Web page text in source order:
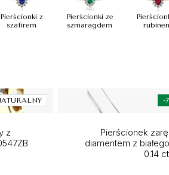
Pierścionki z
szafirem
Pierścionki ze
szmaragdem
z
-
Pierścionek
diamentem z
0.14 ct